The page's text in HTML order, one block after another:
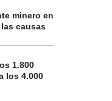
minero en
causas
1.800
los 4.000